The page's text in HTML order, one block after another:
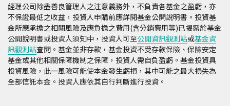
經理公司除盡善良管理人之注意義務外，不負責各基金之盈虧，亦
不保證最低之收益，投資人申購前應詳閱基金公開說明書。投資基
金所應承擔之相關風險及應負擔之費用(含分銷費用等)已揭露於基金
公開說明書或投資人須知中，投資人可至公開資訊觀測站或基金資
訊觀測站查閱。基金並非存款，基金投資不受存款保險、保險安定
基金或其他相關保障機制之保障，投資人需自負盈虧。基金投資具
投資風險，此一風險可能使本金發生虧損，其中可能之最大損失為
全部信託本金。投資人應依其自行判斷進行投資。